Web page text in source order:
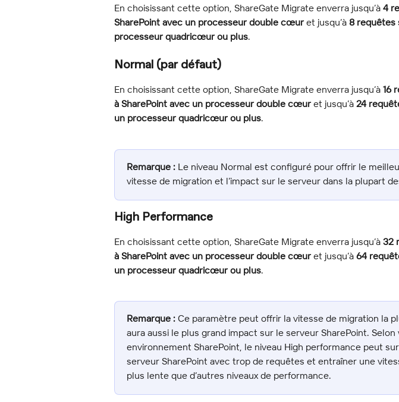
En choisissant cette option, ShareGate Migrate enverra jusqu’à 4
SharePoint avec un processeur double cœur et jusqu’à 8 requêtes
processeur quadricœur ou plus.
Normal (par défaut)
En choisissant cette option, ShareGate Migrate enverra jusqu’à 16
à SharePoint avec un processeur double cœur et jusqu’à 24
un processeur quadricœur ou plus.
Remarque : Le niveau Normal est configuré pour offrir le
vitesse de migration et l’impact sur le serveur dans la plupart
High Performance
En choisissant cette option, ShareGate Migrate enverra jusqu’à 32
à SharePoint avec un processeur double cœur et jusqu’à 64
un processeur quadricœur ou plus.
Remarque : Ce paramètre peut offrir la vitesse de migration la
aura aussi le plus grand impact sur le serveur SharePoint.
environnement SharePoint, le niveau High performance peut
serveur SharePoint avec trop de requêtes et entraîner une
plus lente que d’autres niveaux de performance.